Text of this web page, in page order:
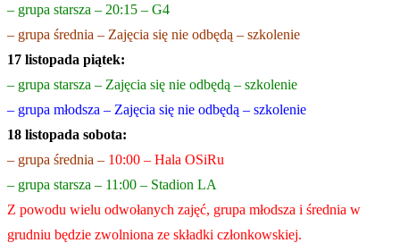
– grupa starsza – 20:15 – G4
– grupa średnia – Zajęcia się nie odbędą – szkolenie
17 listopada piątek:
– grupa starsza – Zajęcia się nie odbędą – szkolenie
– grupa młodsza – Zajęcia się nie odbędą – szkolenie
18 listopada sobota:
– grupa średnia – 10:00 – Hala OSiRu
– grupa starsza – 11:00 – Stadion LA
Z powodu wielu odwołanych zajęć, grupa młodsza i średnia w
grudniu będzie zwolniona ze składki członkowskiej.